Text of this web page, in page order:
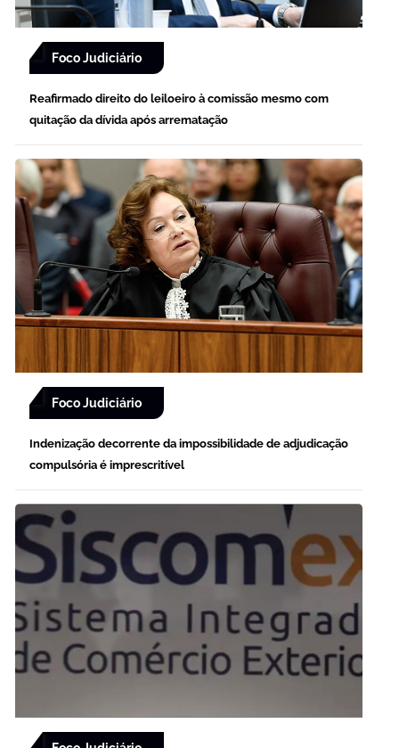
Foco Judiciário
Reafirmado direito do leiloeiro à comissão mesmo com
quitação da dívida após arrematação
Foco Judiciário
Indenização decorrente da impossibilidade de adjudicação
compulsória é imprescritível